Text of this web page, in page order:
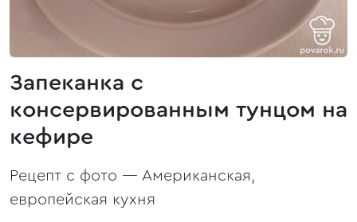
Запеканка с
консервированным тунцом на
кефире
Рецепт с фото — Американская,
европейская кухня